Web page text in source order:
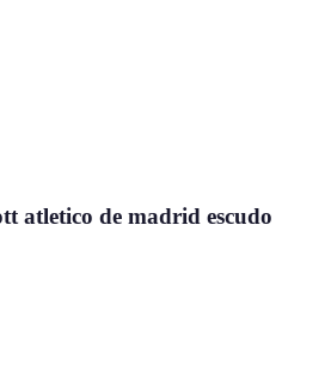
atletico de madrid escudo